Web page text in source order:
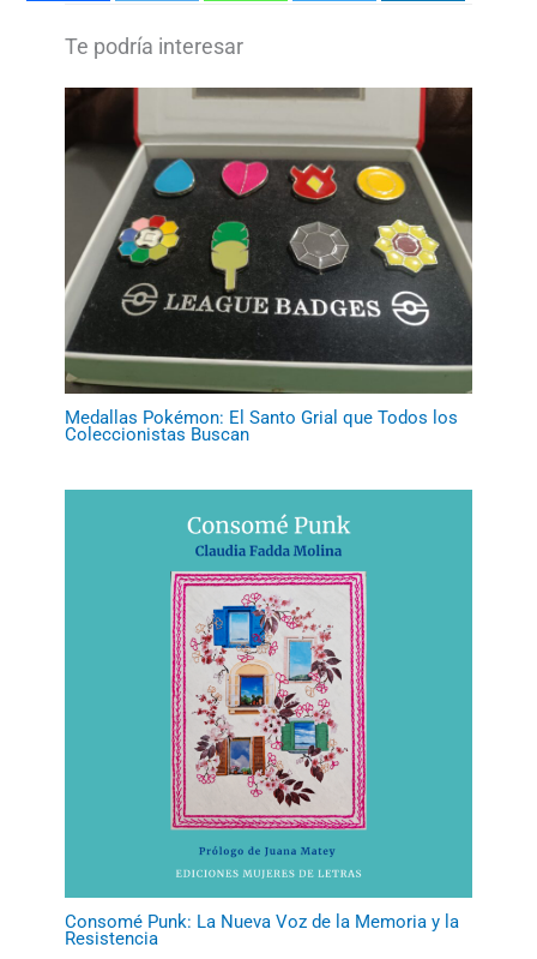
Medallas Pokémon: El Santo Grial que Todos los
Coleccionistas Buscan
Consomé Punk: La Nueva Voz de la Memoria y la
Resistencia